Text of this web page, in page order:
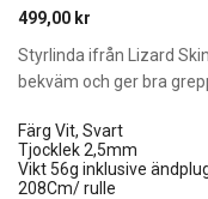
499,00 kr
Styrlinda ifrån Lizard
bekväm och ger bra
Färg Vit, Svart
Tjocklek 2,5mm
Vikt 56g inklusive
208Cm/ rulle